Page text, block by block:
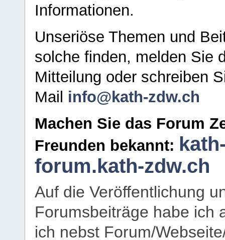
Informationen.
Unseriöse Themen und
solche finden, melden Sie
Mitteilung oder schreiben
Mail info@kath-zdw.ch
Machen Sie das Forum
Freunden bekannt:
forum.kath-zdw.ch
Auf die Veröffentlichung
Forumsbeiträge habe ich
ich nebst Forum/